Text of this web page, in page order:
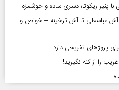
پنیر ریکوتا؛ دسری ساده و خوشمزه
آش عباسعلی تا آش ترخینه + خواص و
پروژهای تفریحی دارد
را از کنه نگیرید!